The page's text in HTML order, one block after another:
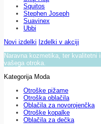
Squitos
Stephen Joseph
Suavinex
Ubbi
Novi izdelki Izdelki v akciji
Naravna kozmetika, ter kvalitetni
vašega otroka.
Kategorija Moda
Otroške pižame
Otroška oblačila
Oblačila za novorojenčka
Otroške kopalke
Oblačila za dečka